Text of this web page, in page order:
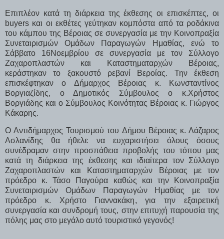
Επιπλέον κατά τη διάρκεια της έκθεσης οι επισκέπτες, οι
buyers και οι εκθέτες γεύτηκαν κομπόστα από τα ροδάκινα
του κάμπου της Βέροιας σε συνεργασία με την Κοινοπραξία
Συνεταιρισμών Ομάδων Παραγωγών Ημαθίας, ενώ το
Σάββατο 16Νοεμβρίου σε συνεργασία με τον Σύλλογο
Ζαχαροπλαστών και Καταστηματαρχών Βέροιας,
κεράστηκαν το ξακουστό ρεβανί Βεροίας. Την έκθεση
επισκέφτηκαν ο Δήμαρχος Βέροιας κ. Κωνσταντίνος
Βοργιαζίδης, ο Δημοτικός Σύμβουλος ο κ.Χρήστος
Βοργιάδης και ο Σύμβουλος Κοινότητας Βέροιας κ. Γιώργος
Κάκαρης.
Ο Αντιδήμαρχος Τουρισμού του Δήμου Βέροιας κ. Λάζαρος
Ασλανίδης θα ήθελε να ευχαριστήσει όλους όσους
συνέδραμαν στην προσπάθεια προβολής του τόπου μας
κατά τη διάρκεια της έκθεσης και ιδιαίτερα τον Σύλλογο
Ζαχαροπλαστών και Καταστηματαρχών Βέροιας με τον
πρόεδρο κ. Τάσο Παγούρα καθώς και την Κοινοπραξία
Συνεταιρισμών Ομάδων Παραγωγών Ημαθίας με τον
πρόεδρο κ. Χρήστο Γιαννακάκη, για την εξαιρετική
συνεργασία και συνδρομή τους, στην επιτυχή παρουσία της
πόλης μας στο μεγάλο αυτό τουριστικό γεγονός!